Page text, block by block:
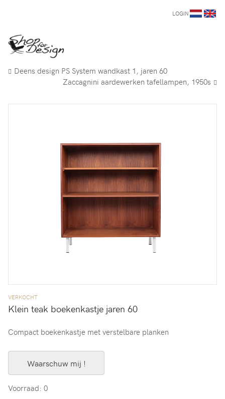
LOGIN
Deens design PS System wandkast 1, jaren 60
Zaccagnini aardewerken tafellampen, 1950s
VERKOCHT
Klein teak boekenkastje jaren 60
Compact boekenkastje met verstelbare planken
Waarschuw mij !
Voorraad: 0